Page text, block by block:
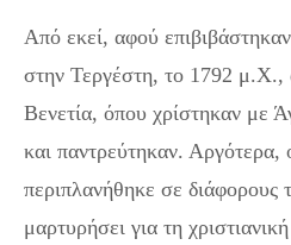
Από εκεί, αφού
στην Τεργέστη, το 1792 μ.Χ.,
Βενετία, όπου χρίστηκαν με
και παντρεύτηκαν.
περιπλανήθηκε σε διάφορους
μαρτυρήσει για τη